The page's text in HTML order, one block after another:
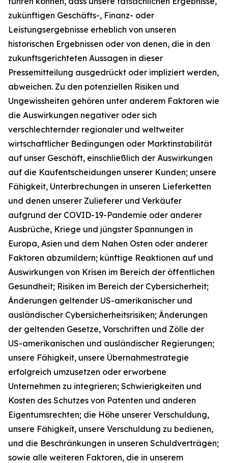
zukünftigen Geschäfts-, Finanz- oder
Leistungsergebnisse erheblich von unseren
historischen Ergebnissen oder von denen, die in den
zukunftsgerichteten Aussagen in dieser
Pressemitteilung ausgedrückt oder impliziert werden,
abweichen. Zu den potenziellen Risiken und
Ungewissheiten gehören unter anderem Faktoren wie
die Auswirkungen negativer oder sich
verschlechternder regionaler und weltweiter
wirtschaftlicher Bedingungen oder Marktinstabilität
auf unser Geschäft, einschließlich der Auswirkungen
auf die Kaufentscheidungen unserer Kunden; unsere
Fähigkeit, Unterbrechungen in unseren Lieferketten
und denen unserer Zulieferer und Verkäufer
aufgrund der COVID-19-Pandemie oder anderer
Ausbrüche, Kriege und jüngster Spannungen in
Europa, Asien und dem Nahen Osten oder anderer
Faktoren abzumildern; künftige Reaktionen auf und
Auswirkungen von Krisen im Bereich der öffentlichen
Gesundheit; Risiken im Bereich der Cybersicherheit;
Änderungen geltender US-amerikanischer und
ausländischer Cybersicherheitsrisiken; Änderungen
der geltenden Gesetze, Vorschriften und Zölle der
US-amerikanischen und ausländischer Regierungen;
unsere Fähigkeit, unsere Übernahmestrategie
erfolgreich umzusetzen oder erworbene
Unternehmen zu integrieren; Schwierigkeiten und
Kosten des Schutzes von Patenten und anderen
Eigentumsrechten; die Höhe unserer Verschuldung,
unsere Fähigkeit, unsere Verschuldung zu bedienen,
und die Beschränkungen in unseren Schuldverträgen;
sowie alle weiteren Faktoren, die in unserem